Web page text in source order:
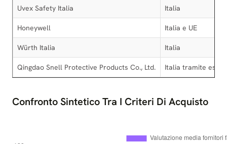
Uvex Safety Italia Italia
Honeywell Italia e UE
Würth Italia Italia
Qingdao Snell Protective Products Co., Ltd. Italia tramite
Confronto Sintetico Tra I Criteri Di Acquisto